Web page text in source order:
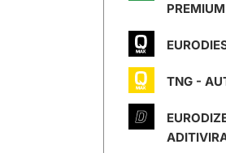
TNG -